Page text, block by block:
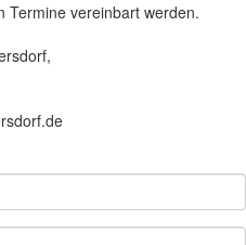
Termine vereinbart werden.